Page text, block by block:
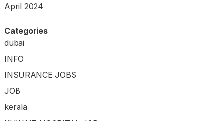
April 2024
Categories
dubai
INFO
INSURANCE JOBS
JOB
kerala